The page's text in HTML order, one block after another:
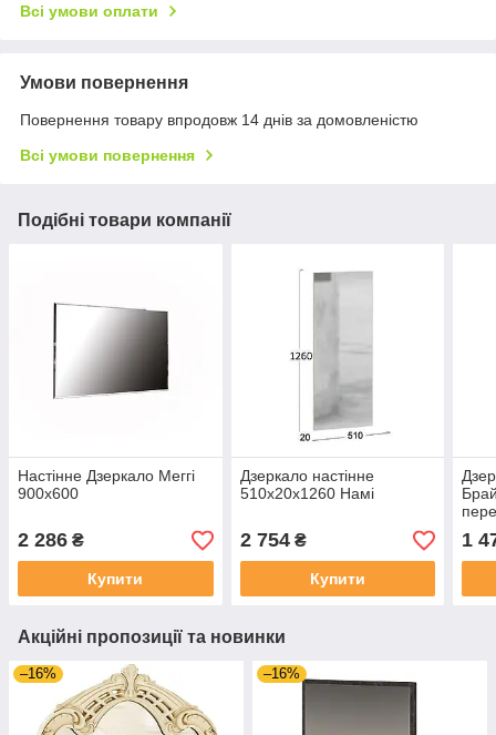
Всі умови оплати
Умови повернення
Повернення товару впродовж 14 днів за домовленістю
Всі умови повернення
Подібні товари компанії
Настінне Дзеркало Меггі
900х600
2 286 ₴
Купити
Дзеркало настінне
510х20х1260 Намі
2 754₴
Купити
1
Акційні пропозиції та новинки
–16% –16%